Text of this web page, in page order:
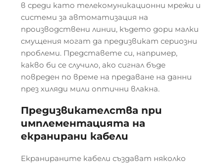
в среди като телекомуникационни мрежи и
системи за автоматизация на
производствени линии, където дори малки
смущения могат да предизвикат сериозни
проблеми. Представете си, например,
какво би се случило, ако сигнал бъде
повреден по време на предаване на данни
през хиляди мили оптични влакна.
Предизвикателства при
имплементацията на
екранирани кабели
Екранираните кабели създават няколко